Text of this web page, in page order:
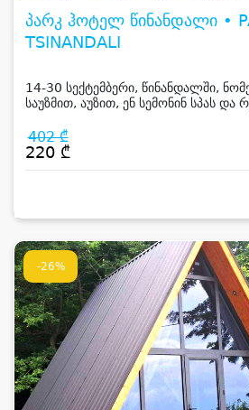
პარკ ჰოტელ წინანდალი •
TSINANDALI
14-30 სექტემბერი, წინანდალში,
საუზმით, აუზით, ენ სემონინ სპას და
402 ₾
220 ₾
-26%